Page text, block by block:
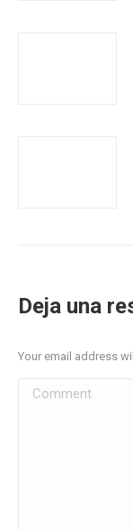
Deja una
Your email address
Comment